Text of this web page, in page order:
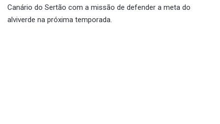
Canário do Sertão com a missão de defender a meta do
alviverde na próxima temporada.